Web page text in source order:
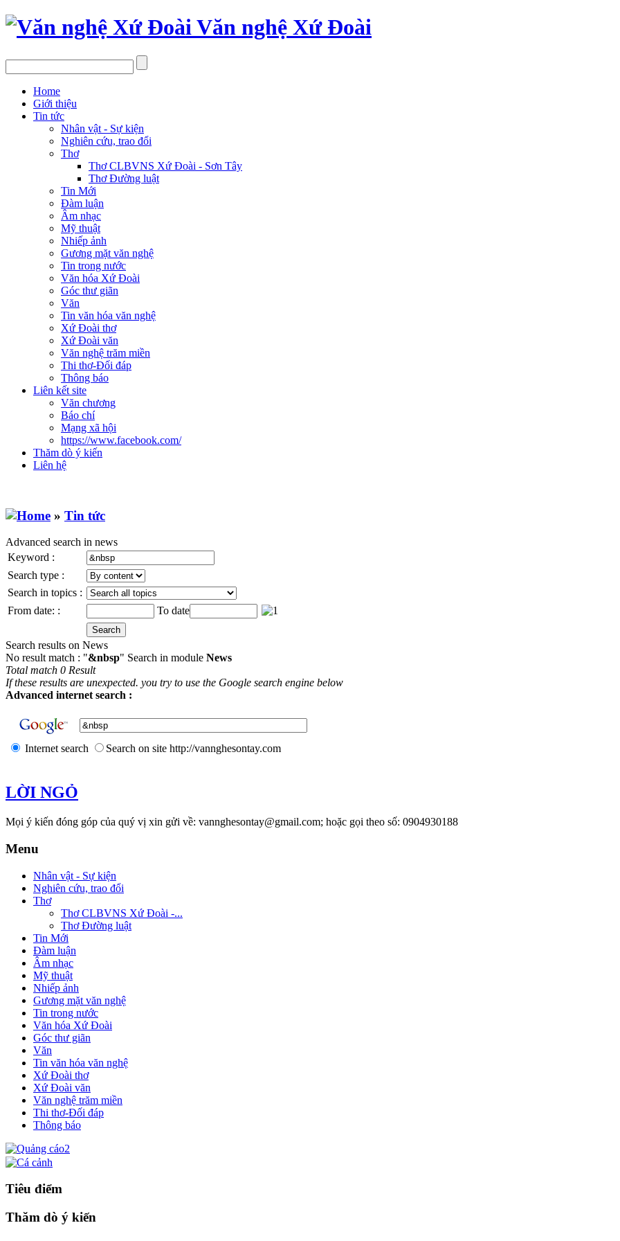
Văn nghệ Xứ Đoài
Home
Giới thiệu
Tin tức
Nhân vật - Sự kiện
Nghiên cứu, trao đổi
Thơ
Thơ CLBVNS Xứ Đoài - Sơn Tây
Thơ Đường luật
Tin Mới
Đàm luận
Âm nhạc
Mỹ thuật
Nhiếp ảnh
Gương mặt văn nghệ
Tin trong nước
Văn hóa Xứ Đoài
Góc thư giãn
Văn
Tin văn hóa văn nghệ
Xứ Đoài thơ
Xứ Đoài văn
Văn nghệ trăm miền
Thi thơ-Đối đáp
Thông báo
Liên kết site
Văn chương
Báo chí
Mạng xã hội
https://www.facebook.com/
Thăm dò ý kiến
Liên hệ
» Tin tức
Advanced search in news
Keyword :
Search type :
Search in topics :
From date: :
To date
Search results on News
No result match : "&nbsp" Search in module News
Total match 0 Result
If these results are unexpected. you try to use the Google search engine below
Advanced internet search :
Internet search Search on site http://vannghesontay.com
LỜI NGỎ
Mọi ý kiến đóng góp của quý vị xin gửi về: vannghesontay@gmail.com; hoặc gọi theo số: 0904930188
Menu
Nhân vật - Sự kiện
Nghiên cứu, trao đổi
Thơ
Thơ CLBVNS Xứ Đoài -...
Thơ Đường luật
Tin Mới
Đàm luận
Âm nhạc
Mỹ thuật
Nhiếp ảnh
Gương mặt văn nghệ
Tin trong nước
Văn hóa Xứ Đoài
Góc thư giãn
Văn
Tin văn hóa văn nghệ
Xứ Đoài thơ
Xứ Đoài văn
Văn nghệ trăm miền
Thi thơ-Đối đáp
Thông báo
Tiêu điểm
Thăm dò ý kiến